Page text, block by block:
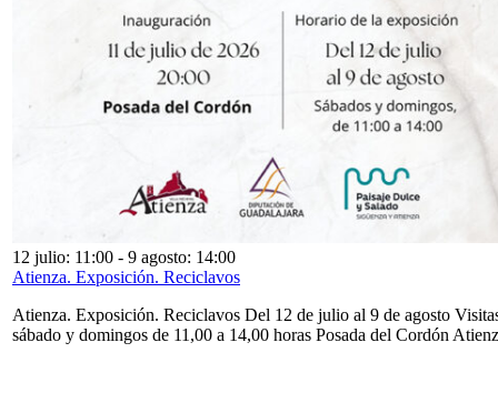
12 julio: 11:00 - 9 agosto: 14:00
Atienza. Exposición. Reciclavos
Atienza. Exposición. Reciclavos Del 12 de julio al 9 de agosto
sábado y domingos de 11,00 a 14,00 horas Posada del Cordón